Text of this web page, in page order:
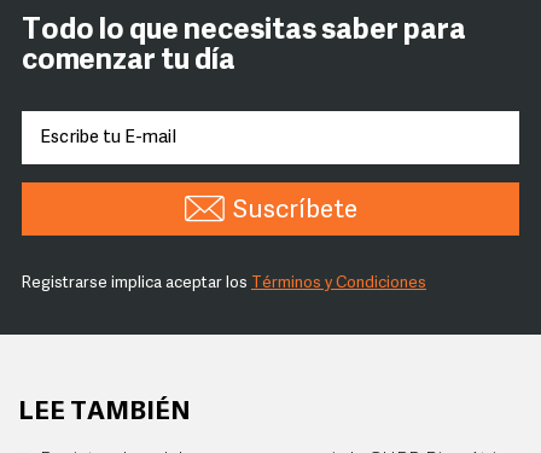
Todo lo que necesitas saber para
comenzar tu día
Suscríbete
Registrarse implica aceptar los Términos y Condiciones
LEE TAMBIÉN